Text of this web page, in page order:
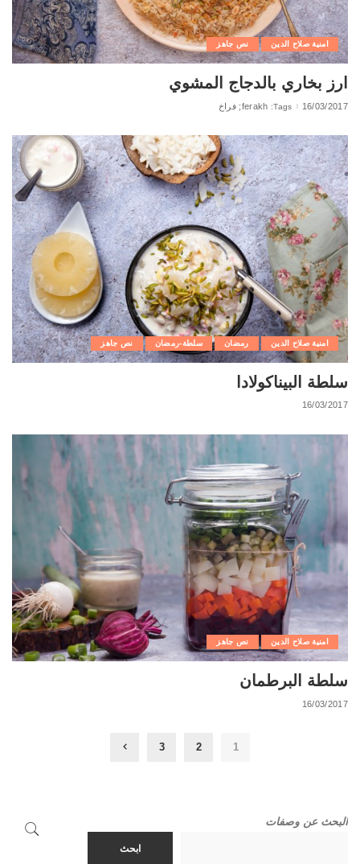
امنية صلاح الدين نص جاهز
ارز بخاري بالدجاج المشوي
16/03/2017
Tags: ferakh; فراخ
امنية صلاح الدين رمضان سلطة-رمضان نص جاهز
سلطة البيناكولادا‬‎
16/03/2017
امنية صلاح الدين نص جاهز
سلطة البرطمان
16/03/2017
1
2
3
البحث عن وصفات
ابحث